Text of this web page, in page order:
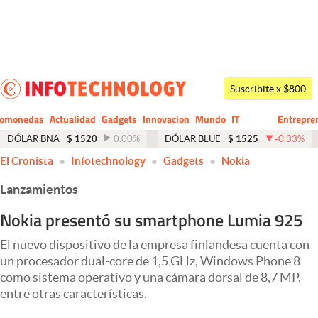
Dólar
Economía y Política
Finanzas y Mercados
Mercados Online
Negocios
Columnistas
Otras secciones
Apertura
Suscribite x $800
Actualidad Gadgets Innovacion Mundo
CIO
IT
Business
DÓLAR BNA $ 1520 0.00% DÓLAR BLUE $ 1525 -0.33%
El Cronista Infotechnology Gadgets Nokia
Lanzamientos
Nokia presentó su smartphone Lumia 925
El nuevo dispositivo de la empresa finlandesa cuenta con
un procesador dual-core de 1,5 GHz, Windows Phone 8
como sistema operativo y una cámara dorsal de 8,7 MP,
entre otras características.